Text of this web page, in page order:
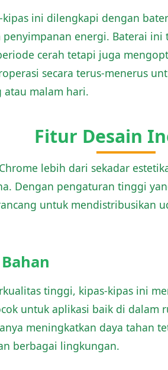
kipas ini dilengkapi dengan
energi. Baterai
cerah tetapi juga
secara terus-menerus
atau malam hari.
Fitur Desain
lebih dari sekadar
Dengan pengaturan tinggi
untuk mendistribusikan
tinggi, kipas-kipas ini
untuk aplikasi baik di
meningkatkan daya tahan
berbagai lingkungan.